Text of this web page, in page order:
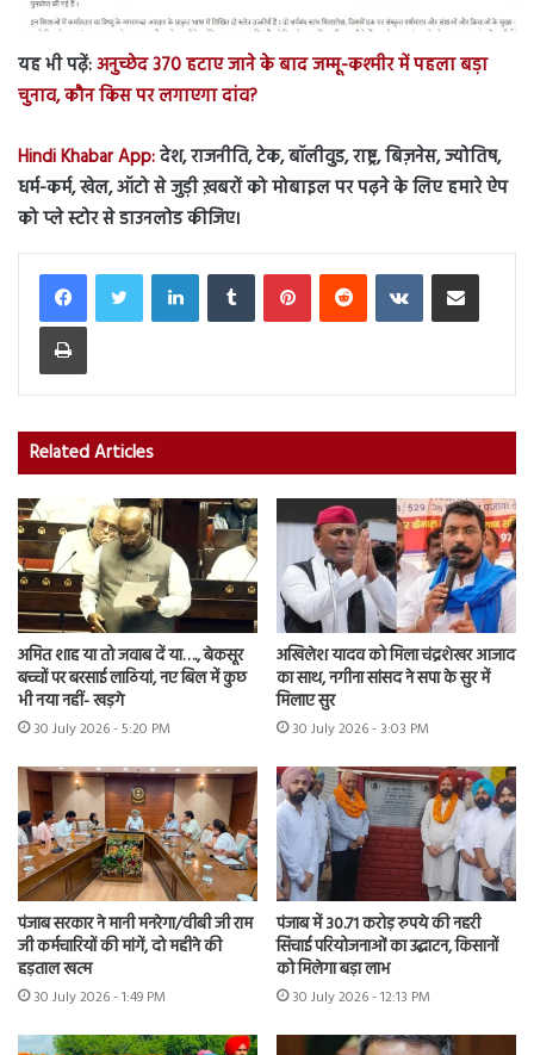
यह भी पढ़ें:अनुच्छेद 370 हटाए जाने के बाद जम्मू-कश्मीर में पहला बड़ा
चुनाव, कौन किस पर लगाएगा दांव?
Hindi Khabar App:देश, राजनीति, टेक, बॉलीवुड, राष्ट्र, बिज़नेस, ज्योतिष,
धर्म-कर्म, खेल, ऑटो से जुड़ी ख़बरों को मोबाइल पर पढ़ने के लिए हमारे ऐप
को प्ले स्टोर से डाउनलोड कीजिए।
LinkedInTumblr PinterestReddit VKontakteShare via Email
Print
Related Articles
अमित शाह या तो जवाब दें या…., बेकसूर
बच्चों पर बरसाई लाठियां, नए बिल में कुछ
भी नया नहीं- खड़गे
30 July 2026 - 5:20 PM
अखिलेश यादव को मिला चंद्रशेखर आजाद
का साथ, नगीना सांसद ने सपा के सुर में
मिलाए सुर
30 July 2026 - 3:03 PM
पंजाब सरकार ने मानी मनरेगा/वीबी जी राम
जी कर्मचारियों की मांगें, दो महीने की
हड़ताल खत्म
30 July 2026 - 1:49 PM
पंजाब में 30.71 करोड़ रुपये की नहरी
सिंचाई परियोजनाओं का उद्घाटन, किसानों
को मिलेगा बड़ा लाभ
30 July 2026 - 12:13 PM